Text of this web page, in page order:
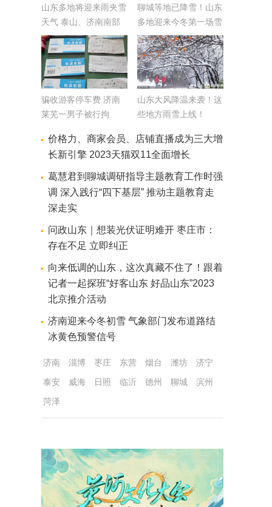
山东多地将迎来雨夹雪
天气 泰山、济南南部
山区或降纯雪
聊城等地已降雪！山东
多地迎来今冬第一场雪
最低气温将降至-5℃
骗收游客停车费 济南
莱芜一男子被行拘
山东大风降温来袭！这
些地方雨雪上线！
价格力、商家会员、店铺直播成为三大增
长新引擎 2023天猫双11全面增长
葛慧君到聊城调研指导主题教育工作时强
调 深入践行“四下基层” 推动主题教育走
深走实
问政山东｜想装光伏证明难开 枣庄市：
存在不足 立即纠正
向来低调的山东，这次真藏不住了！跟着
记者一起探班“好客山东 好品山东”2023
北京推介活动
济南迎来今冬初雪 气象部门发布道路结
冰黄色预警信号
济南 淄博 枣庄 东营 烟台 潍坊
济宁
泰安
威海 日照 临沂 德州 聊城
滨州
菏泽